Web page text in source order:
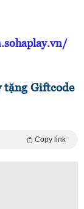
tặng Giftcode
Copy link